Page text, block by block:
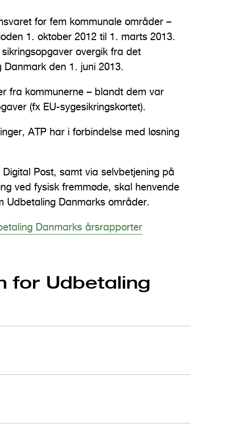
for fem kommunale områder –
1. oktober 2012 til 1. marts 2013.
overgik fra det
den 1. juni 2013.
fra kommunerne – blandt dem var
(fx EU-sygesikringskortet).
ATP har i forbindelse med løsning
Post, samt via selvbetjening på
ved fysisk fremmøde, skal henvende
Udbetaling Danmarks områder.
Danmarks årsrapporter
for Udbetaling